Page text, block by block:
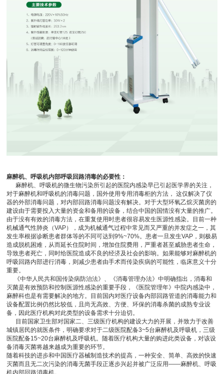
麻醉机、呼吸机内部呼吸回路消毒的必要性：
麻醉机、呼吸机的微生物污染所引起的医院内感染早已引起医学界的关注，
对于麻醉机和呼吸机的消毒问题，国外使用专用消毒柜的方法， 这仅解决了仪
器的外部消毒问题，对内部回路消毒问题没有解决。对于大型环氧乙烷灭菌房的
建设由于需要投入大量的资金和备用的设备，结合中国的国情没有大量的推广。
由于没有有效的消毒方法，在重复使用时患者很容易发生医源性感染。目前一种
机械通气性肺炎（VAP），成为机械通气过程中常见而又严重的并发症之一，其
发生率根据诊断患者群体等的不同可达到9%~70%。患者一旦发生VAP，则极易
造成脱机困难，从而延长住院时间，增加住院费用，严重者甚至威胁患者生命，
导致患者死亡，同时给医院造成不良的经济及社会的影响。如果能够对麻醉机的
呼吸回路内部进行消毒，则减少患者由手术而传染疾病的可能性，临床意义十分
重要。
《中华人民共和国传染病防治法》、《消毒管理办法》中明确指出，消毒和
灭菌是有效预防和控制医源性感染的重要手段，《医院管理年》中院内感染中，
麻醉科也是有需要解决的地方。目前国内对医疗设备内部回路管道的消毒能力和
设备配置比例仍然比较低，且尚无高效、方便、环保的消毒杀菌的成熟专业设
备，因此医疗机构对此类型的设备需求十分迫切。
目前国家卫生部对国家二、三级医疗机构的建设大力的开展，并致力于改善
城镇居民的就医条件，明确要求对于二级医院配备3~5台麻醉机及呼吸机，三级
医院配备15~20台麻醉机及呼吸机。随着医疗机构大量的购进此类设备，对该设
备消毒灭菌将越来越成为重要的环节。
随着科技的进步和中国医疗器械制造技术的提高，一种安全、简单、高效的快速
灭菌而且无二次污染的消毒无菌手段正逐步兴起并被广泛应用——麻醉机、呼吸
机内部回路消毒机。